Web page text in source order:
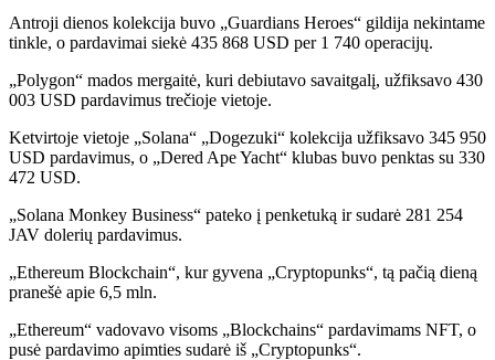
Antroji dienos kolekcija buvo „Guardians Heroes“ gildija nekintame
tinkle, o pardavimai siekė 435 868 USD per 1 740 operacijų.
„Polygon“ mados mergaitė, kuri debiutavo savaitgalį, užfiksavo 430
003 USD pardavimus trečioje vietoje.
Ketvirtoje vietoje „Solana“ „Dogezuki“ kolekcija užfiksavo 345 950
USD pardavimus, o „Dered Ape Yacht“ klubas buvo penktas su 330
472 USD.
„Solana Monkey Business“ pateko į penketuką ir sudarė 281 254
JAV dolerių pardavimus.
„Ethereum Blockchain“, kur gyvena „Cryptopunks“, tą pačią dieną
pranešė apie 6,5 mln.
„Ethereum“ vadovavo visoms „Blockchains“ pardavimams NFT, o
pusė pardavimo apimties sudarė iš „Cryptopunks“.